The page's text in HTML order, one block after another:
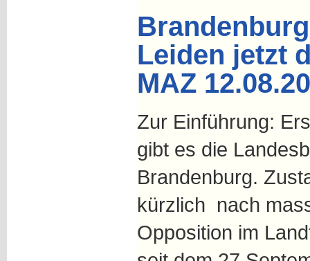
Leiden jetzt
MAZ
Zur Einführung:
gibt es die
Brandenburg.
kürzlich nach
Opposition im